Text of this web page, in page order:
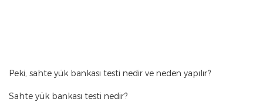
Peki, sahte yük bankası testi nedir ve neden yapılır?
Sahte yük bankası testi nedir?